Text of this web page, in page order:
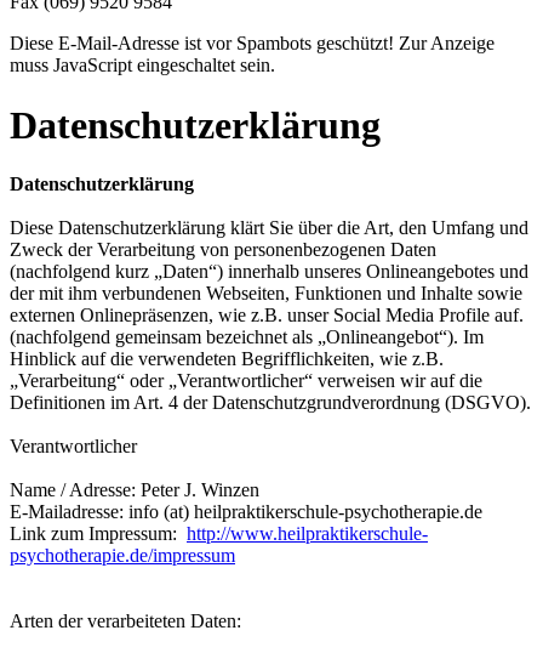
Diese E-Mail-Adresse ist vor Spambots geschützt! Zur Anzeige
muss JavaScript eingeschaltet sein.
Datenschutzerklärung
Datenschutzerklärung
Diese Datenschutzerklärung klärt Sie über die Art, den Umfang und
Zweck der Verarbeitung von personenbezogenen Daten
(nachfolgend kurz „Daten“) innerhalb unseres Onlineangebotes und
der mit ihm verbundenen Webseiten, Funktionen und Inhalte sowie
externen Onlinepräsenzen, wie z.B. unser Social Media Profile auf.
(nachfolgend gemeinsam bezeichnet als „Onlineangebot“). Im
Hinblick auf die verwendeten Begrifflichkeiten, wie z.B.
„Verarbeitung“ oder „Verantwortlicher“ verweisen wir auf die
Definitionen im Art. 4 der Datenschutzgrundverordnung (DSGVO).
Verantwortlicher
Name / Adresse: Peter J. Winzen
E-Mailadresse: info (at) heilpraktikerschule-psychotherapie.de
Link zum Impressum: http://www.heilpraktikerschule-
psychotherapie.de/impressum
Arten der verarbeiteten Daten: